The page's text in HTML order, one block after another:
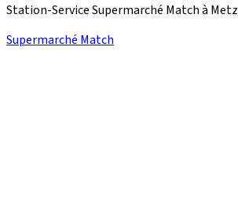
Station-Service Supermarché Match à Metz
Supermarché Match